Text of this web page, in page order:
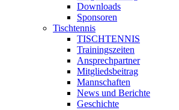
Downloads
Sponsoren
Tischtennis
TISCHTENNIS
Trainingszeiten
Ansprechpartner
Mitgliedsbeitrag
Mannschaften
News und Berichte
Geschichte